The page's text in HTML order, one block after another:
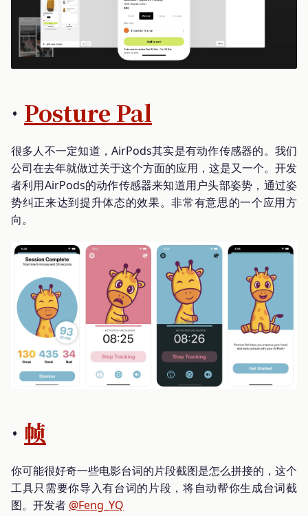
· Posture Pal
很多人不一定知道，AirPods其实是有动作传感器的。我们
公司在去年就做过关于这个方面的应用，这是又一个。开发
者利用AirPods的动作传感器来知道用户头部姿势，通过姿
势纠正来达到提升体态的效果。非常有意思的一个应用方
向。
· 帧
你可能很好奇一些电影台词的片段截图是怎么拼接的，这个
工具只需要你导入有台词的片段，将自动帮你生成台词截
图。开发者 @Feng_YQ